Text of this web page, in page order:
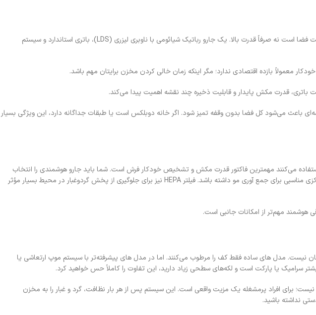
در آپارتمان‌های کوچک تا متوسط، اولویت با دقت حرکت و مدیریت فضا است نه صرفاً قدرت بالا. یک جارو رباتیک شیائومی با ناوبری لیزری (LDS)، باتری استاندارد و سیستم
خودکار معمولاً بازده اقتصادی ندارد؛ مگر اینکه زمان خالی کردن مخزن برایتان مهم باشد.
باعث می‌شود کل فضا بدون وقفه تمیز شود. اگر خانه دوبلکس است یا طبقات جداگانه دارد، این ویژگی بسیار
می‌کنند مهمترین فاکتور قدرت مکش و تشخیص خودکار فرش است. شما باید جارو هوشمندی را انتخاب
کنید که هنگام ورود به فرش، توان مکش را افزایش دهد و برس مرکزی مناسبی برای جمع‌ آوری مو داشته باشد. فیلتر HEPA نیز برای جلوگیری از پخش گردوغبار در محیط بسیار مؤثر
هوشمند مهم‌تر از امکانات جانبی است.
نیست. مدل‌ های ساده فقط کف را مرطوب می‌کنند. اما در مدل‌ های پیشرفته‌تر با سیستم موپ ارتعاشی یا
سرامیک یا پارکت است و لکه‌های سطحی زیاد دارید، این تفاوت را کاملاً حس خواهید کرد.
برای افراد پرمشغله یک مزیت واقعی است. این سیستم پس از هر بار نظافت، گرد و غبار را به مخزن
نداشته باشید.